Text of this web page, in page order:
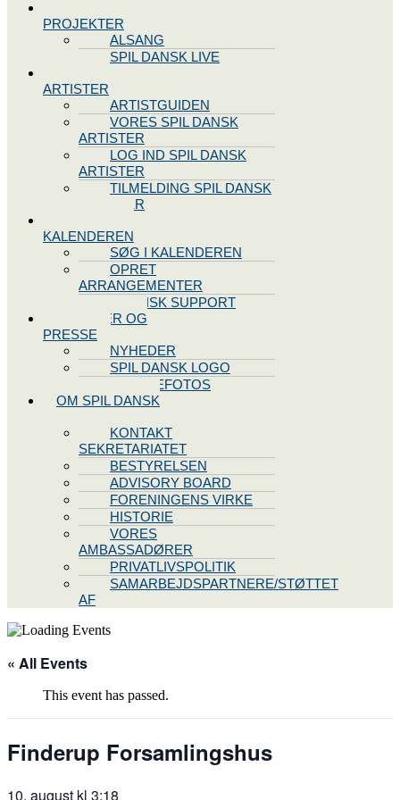
PROJEKTER
ALSANG
SPIL DANSK LIVE
ARTISTER
ARTISTGUIDEN
VORES SPIL DANSK
ARTISTER
LOG IND SPIL DANSK
ARTISTER
TILMELDING SPIL DANSK
ARTISTER
KALENDEREN
SØG I KALENDEREN
OPRET
ARRANGEMENTER
TEKNISK SUPPORT
NYHEDER OG
PRESSE
NYHEDER
SPIL DANSK LOGO
PRESSEFOTOS
OM SPIL DANSK
KONTAKT
SEKRETARIATET
BESTYRELSEN
ADVISORY BOARD
FORENINGENS VIRKE
HISTORIE
VORES
AMBASSADØRER
PRIVATLIVSPOLITIK
SAMARBEJDSPARTNERE/STØTTET
AF
« All Events
This event has passed.
Finderup Forsamlingshus
10. august kl 3:18